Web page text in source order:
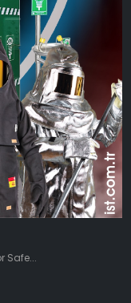
Safe...